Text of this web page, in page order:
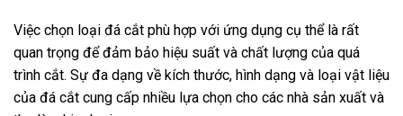
Việc chọn loại đá cắt phù hợp với ứng dụng cụ thể là rất
quan trọng để đảm bảo hiệu suất và chất lượng của quá
trình cắt. Sự đa dạng về kích thước, hình dạng và loại vật liệu
của đá cắt cung cấp nhiều lựa chọn cho các nhà sản xuất và